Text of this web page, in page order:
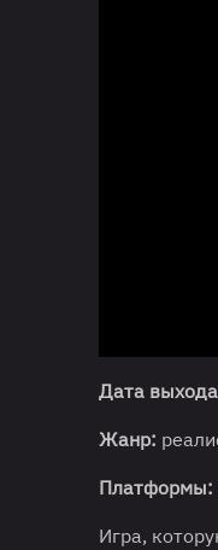
Дата
Жанр:
Платформы:
Игра,